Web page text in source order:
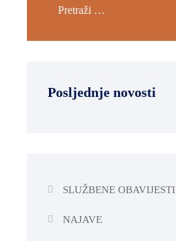
Posljednje novosti
SLUŽBENE OBAVIJESTI
NAJAVE